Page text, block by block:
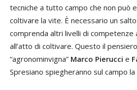
tecniche a tutto campo che non può
coltivare la vite. È necessario un
comprenda altri livelli di competenze
all’atto di coltivare. Questo il
“agronominvigna” Marco Pierucci e
Spresiano spiegheranno sul campo